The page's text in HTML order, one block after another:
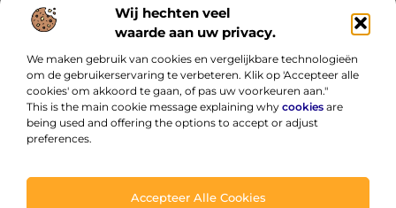
Wij hechten veel
waarde aan uw privacy.
We maken gebruik van cookies en vergelijkbare technologieën
om de gebruikerservaring te verbeteren. Klik op 'Accepteer alle
cookies' om akkoord te gaan, of pas uw voorkeuren aan."
This is the main cookie message explaining why cookies are
being used and offering the options to accept or adjust
preferences.
Accepteer Alle Cookies
Verken onze blogs en artikelen en laat je
inspireren door een wereld vol inzichten.
Bericht categorie
Onze informatie